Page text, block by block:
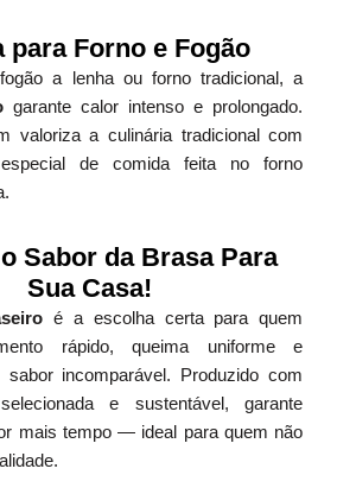
para Forno e Fogão
a lenha ou forno tradicional, a
garante calor intenso e prolongado.
valoriza a culinária tradicional com
de comida feita no forno
Sabor da Brasa Para
Sua Casa!
é a escolha certa para quem
rápido, queima uniforme e
incomparável. Produzido com
e sustentável, garante
mais tempo — ideal para quem não